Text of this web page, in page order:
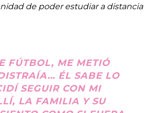
de poder estudiar a distancia
FÚTBOL, ME METIÓ
ÉL SABE LO
SEGUIR CON MI
LA FAMILIA Y SU